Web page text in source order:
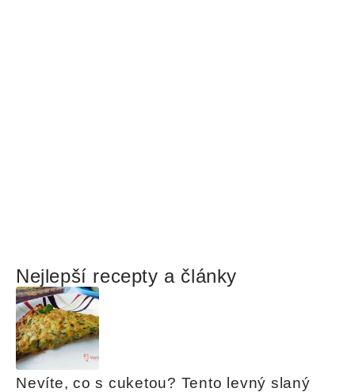
Nejlepší recepty a články
Nevíte, co s cuketou? Tento levný slaný